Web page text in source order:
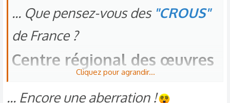
... Que pensez-vous des "CROUS"
de France ?
Centre régional des œuvres
Cliquez pour agrandir...
... Encore une aberration !